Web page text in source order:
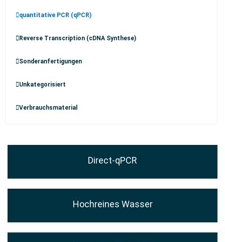
quantitative PCR (qPCR)
Reverse Transcription (cDNA Synthese)
Sonderanfertigungen
Unkategorisiert
Verbrauchsmaterial
Direct-qPCR
Hochreines Wasser